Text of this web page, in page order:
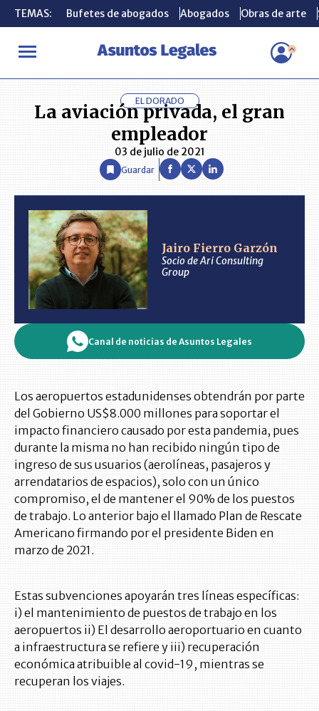
TEMAS: Bufetes de abogados Abogados Obras de arte
INICIO ANÁLISIS JAIRO FIERRO GARZÓN La aviación
TEMAS: Bufetes de abogados Abogados Obras de arte
EL DORADO
La aviación privada, el gran
empleador
03 de julio de 2021
Guardar
Jairo Fierro Garzón
Socio de Ari Consulting
Group
Canal de noticias de Asuntos Legales
Los aeropuertos estadunidenses obtendrán por parte
del Gobierno US$8.000 millones para soportar el
impacto financiero causado por esta pandemia, pues
durante la misma no han recibido ningún tipo de
ingreso de sus usuarios (aerolíneas, pasajeros y
arrendatarios de espacios), solo con un único
compromiso, el de mantener el 90% de los puestos
de trabajo. Lo anterior bajo el llamado Plan de Rescate
Americano firmando por el presidente Biden en
marzo de 2021.
Estas subvenciones apoyarán tres líneas específicas:
i) el mantenimiento de puestos de trabajo en los
aeropuertos ii) El desarrollo aeroportuario en cuanto
a infraestructura se refiere y iii) recuperación
económica atribuible al covid-19, mientras se
recuperan los viajes.